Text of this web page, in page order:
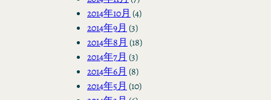
2014年10月 (4)
2014年9月 (3)
2014年8月 (18)
2014年7月 (3)
2014年6月 (8)
2014年5月 (10)